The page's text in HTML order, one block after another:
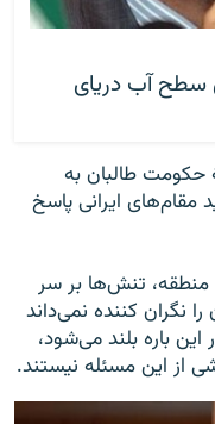
سطح آب دریای
حکومت طالبان به
مقام‌های ایرانی پاسخ
منطقه، تنش‌ها بر سر
نگران کننده نمی‌داند
باره بلند می‌شود،
از این مسئله نیستند.